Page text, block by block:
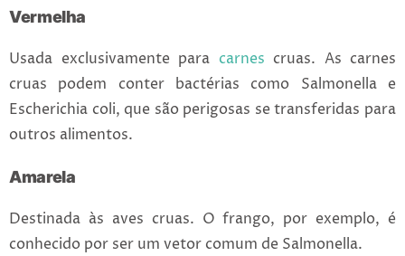
Vermelha
Usada exclusivamente para carnes cruas. As carnes
cruas podem conter bactérias como Salmonella e
Escherichia coli, que são perigosas se transferidas para
outros alimentos.
Amarela
Destinada às aves cruas. O frango, por exemplo, é
conhecido por ser um vetor comum de Salmonella.